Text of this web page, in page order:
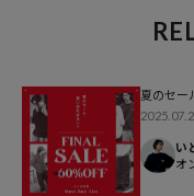
参考価格
5,995円（2025年4月30
※「参考価格」とは、
夏のセー
い
オ